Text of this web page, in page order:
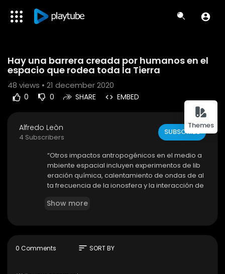
Themes
Download File: https://www.youtube.com/watch?v=vszNaUVNL0g
Hay una barrera creada por humanos en el
espacio que rodea toda la Tierra
48 views • 21 december 2020
0 0 SHARE EMBED
Alfredo Leòn
4 Subscribers
SUBSCRIBE
“Otros impactos antropogénicos en el medio a
mbiente espacial incluyen experimentos de lib
eración química, calentamiento de ondas de al
ta frecuencia de la ionosfera y la interacción de
trónomo Carl Sagan una vez quiso encontrar In
Show more
0 Comments sort SORT BY